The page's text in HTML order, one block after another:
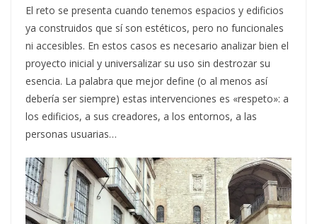
El reto se presenta cuando tenemos espacios y edificios
ya construidos que sí son estéticos, pero no funcionales
ni accesibles. En estos casos es necesario analizar bien el
proyecto inicial y universalizar su uso sin destrozar su
esencia. La palabra que mejor define (o al menos así
debería ser siempre) estas intervenciones es «respeto»: a
los edificios, a sus creadores, a los entornos, a las
personas usuarias…